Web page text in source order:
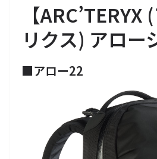
【
リクス) アロー
■アロー22